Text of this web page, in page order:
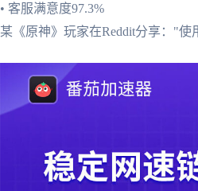
• 客服满意度97.3%
某《原神》玩家在Reddit分享："